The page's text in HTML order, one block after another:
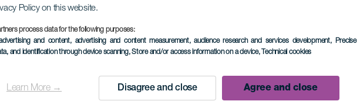
Policy on this website.
process data for the following purposes:
and content, advertising and content measurement, audience research and services development, Precise
and identification through device scanning, Store and/or access information on a device, Technical cookies
Learn More → Disagree and close Agree and close